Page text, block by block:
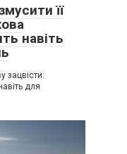
її
навіть
зацвісти:
для